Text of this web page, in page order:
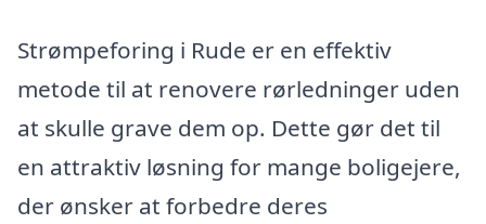
Strømpeforing i Rude er en effektiv
metode til at renovere rørledninger uden
at skulle grave dem op. Dette gør det til
en attraktiv løsning for mange boligejere,
der ønsker at forbedre deres